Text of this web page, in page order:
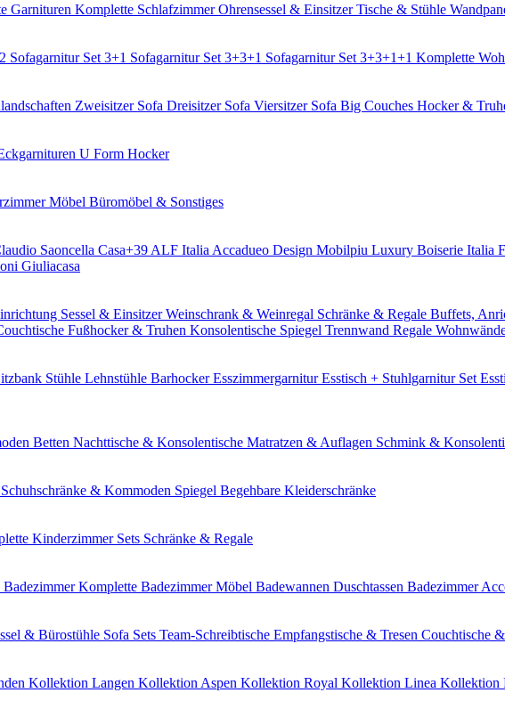
Garnituren Komplette SchlafzimmerOhrensessel & EinsitzerTische & Stühle
Sofagarnitur Set 3+1 Sofagarnitur Set 3+3+1 Sofagarnitur Set 3+3+1+1 Komplette
Zweisitzer Sofa Dreisitzer Sofa Viersitzer Sofa Big Couches Hocker &
U Form Hocker
Möbel Büromöbel & Sonstiges
Saoncella Casa+39 ALF Italia Accadueo Design Mobilpiu Luxury Boiserie Italia
Giuliacasa
Sessel & EinsitzerWeinschrank & Weinregal Schränke & Regale Buffets,
Fußhocker & Truhen Konsolentische Spiegel Trennwand Regale
Stühle Lehnstühle BarhockerEsszimmergarniturEsstisch + Stuhlgarnitur Set
Betten Nachttische & Konsolentische Matratzen & Auflagen Schmink &
Schuhschränke & Kommoden Spiegel Begehbare Kleiderschränke
Kinderzimmer Sets Schränke & Regale
Komplette Badezimmer Möbel Badewannen Duschtassen Badezimmer
& Bürostühle Sofa Sets Team-Schreibtische Empfangstische & Tresen Couchtische
Kollektion Langen Kollektion Aspen Kollektion Royal Kollektion Linea Kollektion